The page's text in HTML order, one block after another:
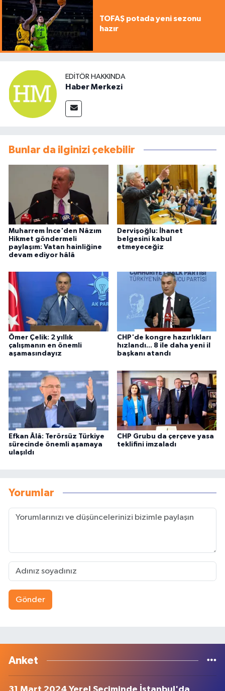
TOFAŞ potada yeni sezonu
hazır
EDITÖR HAKKINDA
Haber Merkezi
Bunlar da ilginizi çekebilir
Muharrem İnce'den Nâzım
Hikmet göndermeli
paylaşım: Vatan hainliğine
devam ediyor hâlâ
Dervişoğlu: İhanet
belgesini kabul
etmeyeceğiz
Ömer Çelik: 2 yıllık
çalışmanın en önemli
aşamasındayız
CHP'de kongre hazırlıkları
hızlandı... 8 ile daha yeni il
başkanı atandı
Efkan Âlâ: Terörsüz Türkiye
sürecinde önemli aşamaya
ulaşıldı
CHP Grubu da çerçeve yasa
teklifini imzaladı
Yorumlar
Gönder
Anket